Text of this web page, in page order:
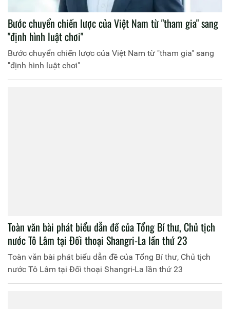
Bước chuyển chiến lược của Việt Nam từ "tham gia" sang
"định hình luật chơi"
Bước chuyển chiến lược của Việt Nam từ "tham gia" sang
"định hình luật chơi"
Toàn văn bài phát biểu dẫn đề của Tổng Bí thư, Chủ tịch
nước Tô Lâm tại Đối thoại Shangri-La lần thứ 23
Toàn văn bài phát biểu dẫn đề của Tổng Bí thư, Chủ tịch
nước Tô Lâm tại Đối thoại Shangri-La lần thứ 23